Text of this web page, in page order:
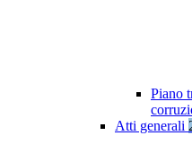
Piano
Atti generali